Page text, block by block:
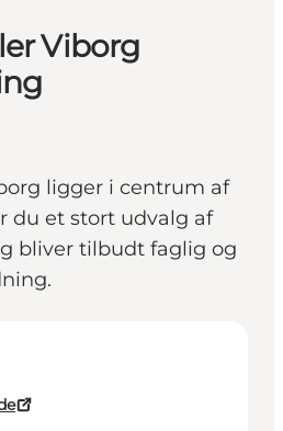
Viborg
ligger i centrum af
du et stort udvalg af
bliver tilbudt faglig og